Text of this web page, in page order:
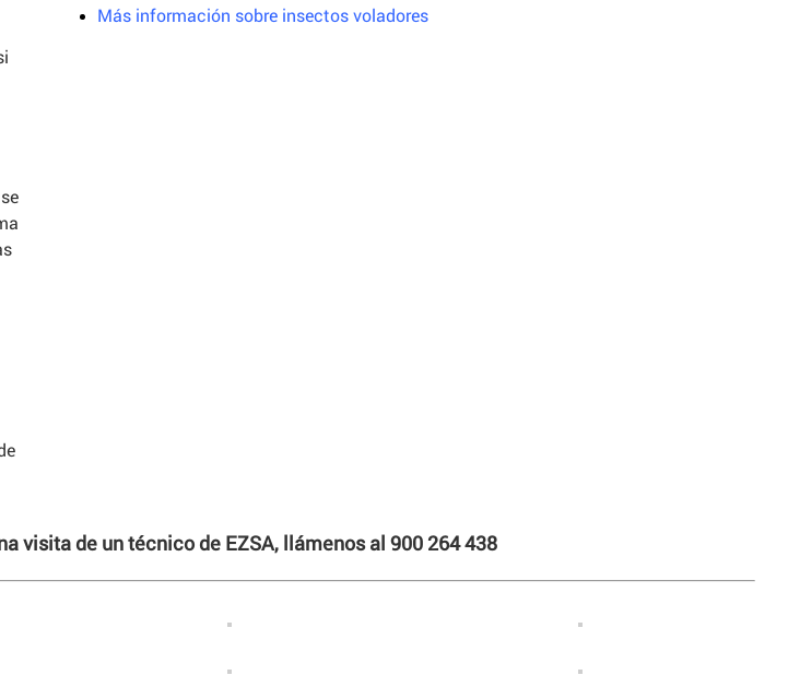
Más información sobre insectos voladores
visita de un técnico de EZSA, llámenos al 900 264 438